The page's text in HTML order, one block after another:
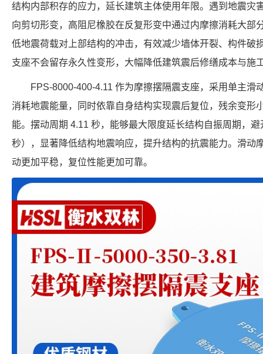
结构内部积存的应力，延长建筑主体使用年限。遇到地震灾
向剪切形变，高阻尼橡胶在反复形变中通过内摩擦消耗大部
低地震荷载对上部结构的冲击，有效减少墙体开裂、构件破
支座不会留存永久性变形，大幅降低建筑震后修缮成本与施
FPS-8000-400-4.11 作为摩擦摆隔震支座，采用单主滑
消耗地震能量，同时依靠自身结构实现震后复位，残余变形
能。摆动周期 4.11 秒，能够最大限度延长结构自振周期，
秒），显著降低结构地震响应，提升结构的抗震能力。滑动
动更加平稳，复位性能更加可靠。